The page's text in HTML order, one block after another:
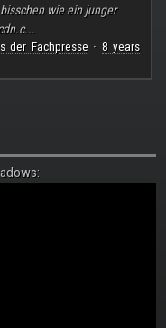
wie ein junger
der Fachpresse· 8 years